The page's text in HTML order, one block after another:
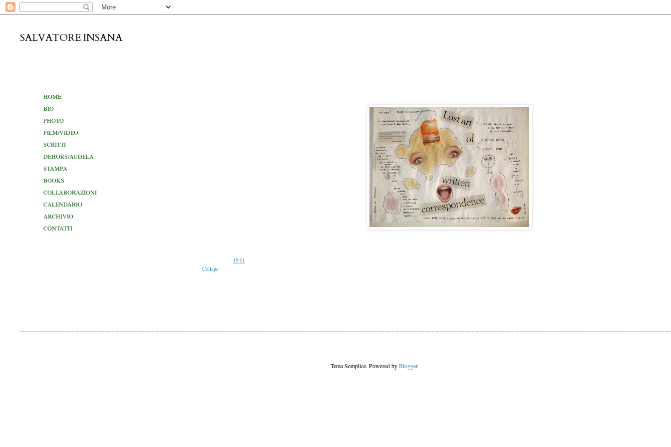
SALVATORE INSANA
15:01
Collage
HOME
BIO
PHOTO
FILM/VIDEO
SCRITTI
DEHORS/AUDELA
STAMPA
BOOKS
COLLABORAZIONI
CALENDARIO
ARCHIVIO
CONTATTI
Tema Semplice. Powered byBlogger.